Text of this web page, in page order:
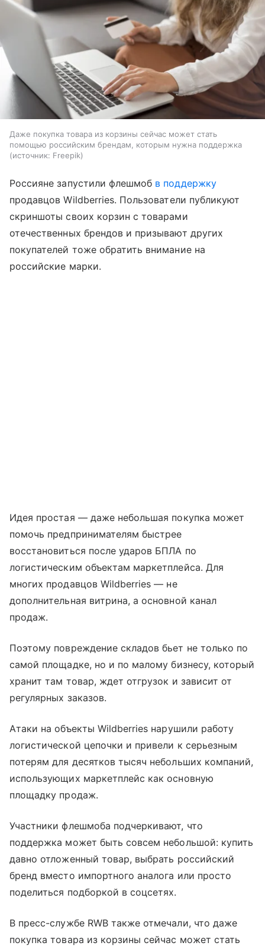
Даже покупка товара из корзины сейчас может стать
помощью российским брендам, которым нужна поддержка
источник: Freepik
Россияне запустили флешмоб в поддержку
продавцов Wildberries. Пользователи публикуют
скриншоты своих корзин с товарами
отечественных брендов и призывают других
покупателей тоже обратить внимание на
российские марки.
Идея простая — даже небольшая покупка может
помочь предпринимателям быстрее
восстановиться после ударов БПЛА по
логистическим объектам маркетплейса. Для
многих продавцов Wildberries — не
дополнительная витрина, а основной канал
продаж.
Поэтому повреждение складов бьет не только по
самой площадке, но и по малому бизнесу, который
хранит там товар, ждет отгрузок и зависит от
регулярных заказов.
Атаки на объекты Wildberries нарушили работу
логистической цепочки и привели к серьезным
потерям для десятков тысяч небольших компаний,
использующих маркетплейс как основную
площадку продаж.
Участники флешмоба подчеркивают, что
поддержка может быть совсем небольшой: купить
давно отложенный товар, выбрать российский
бренд вместо импортного аналога или просто
поделиться подборкой в соцсетях.
В пресс-службе RWB также отмечали, что даже
покупка товара из корзины сейчас может стать